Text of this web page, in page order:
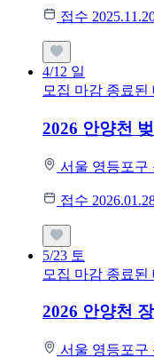
접수
4/12 일
모집 마감 종료된
2026 안양천
서울 영등포구
접수
5/23 토
모집 마감 종료된
2026 안양천
서울 영등포구